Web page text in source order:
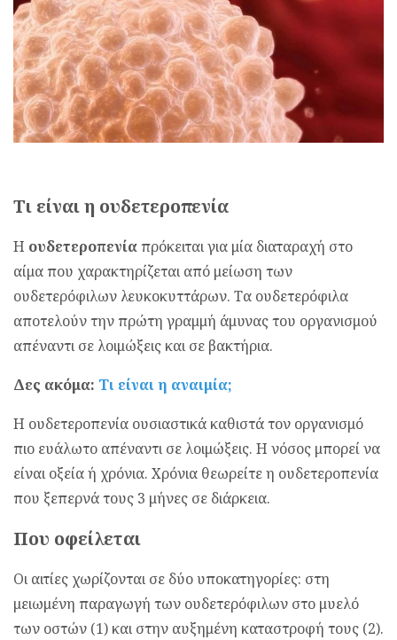
Τι είναι η ουδετεροπενία
Η ουδετεροπενίαπρόκειται για μία διαταραχή στο
αίμα που χαρακτηρίζεται από μείωση των
ουδετερόφιλων λευκοκυττάρων. Τα ουδετερόφιλα
αποτελούν την πρώτη γραμμή άμυνας του οργανισμού
απέναντι σε λοιμώξεις και σε βακτήρια.
Δες ακόμα: Τι είναι η αναιμία;
Η ουδετεροπενία ουσιαστικά καθιστά τον οργανισμό
πιο ευάλωτο απέναντι σε λοιμώξεις. Η νόσος μπορεί να
είναι οξεία ή χρόνια. Χρόνια θεωρείτε η ουδετεροπενία
που ξεπερνά τους 3 μήνες σε διάρκεια.
Που οφείλεται
Οι αιτίες χωρίζονται σε δύο υποκατηγορίες: στη
μειωμένη παραγωγή των ουδετερόφιλων στο μυελό
των οστών (1) και στην αυξημένη καταστροφή τους (2).